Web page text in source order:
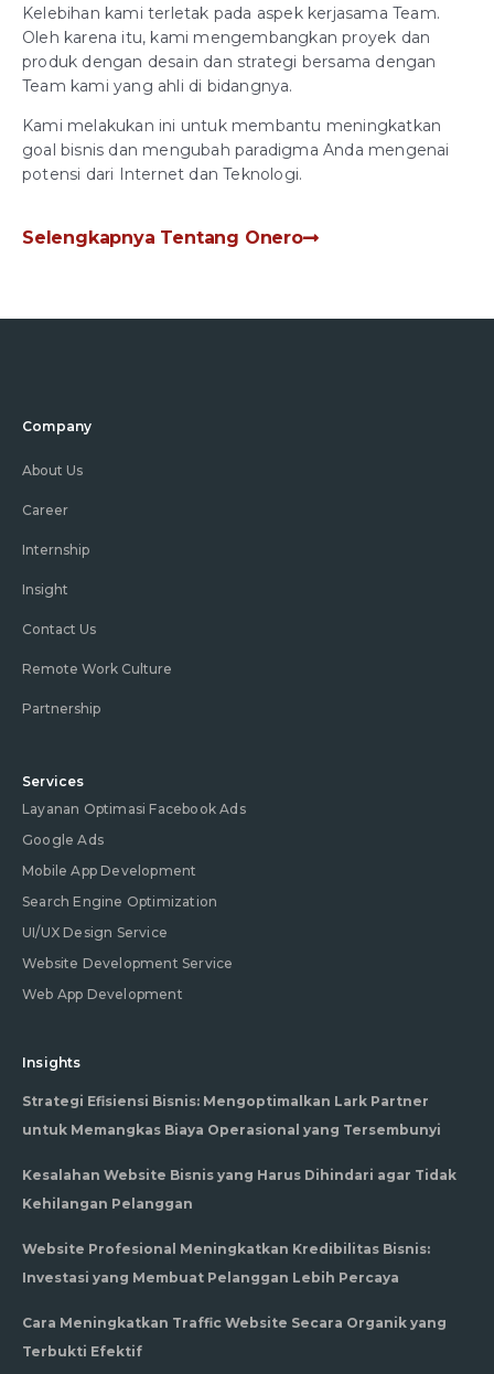
Kelebihan kami terletak pada aspek kerjasama Team.
Oleh karena itu, kami mengembangkan proyek dan
produk dengan desain dan strategi bersama dengan
Team kami yang ahli di bidangnya.
Kami melakukan ini untuk membantu meningkatkan
goal bisnis dan mengubah paradigma Anda mengenai
potensi dari Internet dan Teknologi.
Selengkapnya Tentang Onero
Company
About Us
Career
Internship
Insight
Contact Us
Remote Work Culture
Partnership
Services
Layanan Optimasi Facebook Ads
Google Ads
Mobile App Development
Search Engine Optimization
UI/UX Design Service
Website Development Service
Web App Development
Insights
Strategi Efisiensi Bisnis: Mengoptimalkan Lark Partner
untuk Memangkas Biaya Operasional yang Tersembunyi
Kesalahan Website Bisnis yang Harus Dihindari agar Tidak
Kehilangan Pelanggan
Website Profesional Meningkatkan Kredibilitas Bisnis:
Investasi yang Membuat Pelanggan Lebih Percaya
Cara Meningkatkan Traffic Website Secara Organik yang
Terbukti Efektif